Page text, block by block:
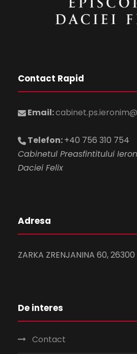
Contact Rapid
Email:
Telefon:+40 756 310 754
Cabinetul Preasfintitului
Daciei Felix
Adresa
ZARKA ZRENJANINA 60, 26300
De interes
Contact